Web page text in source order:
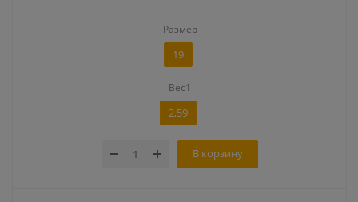
Размер
19
Вес1
2,59
В корзину